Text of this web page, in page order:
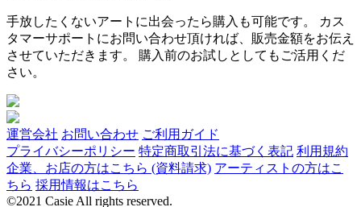
手放したくないアートに出会ったら購入も可能です。 カス
タマーサポートにお問い合わせ頂ければ、販売金額をお伝え
させていただきます。 購入前のお試しとしてもご活用くだ
さい。
運営会社 お問い合わせ ご利用ガイド
プライバシーポリシー 特定商取引法に基づく表記 利用規約
企業、お店の方はこちら (資料請求) アーティストの方はこ
ちら 採用情報はこちら
©2021 Casie All rights reserved.